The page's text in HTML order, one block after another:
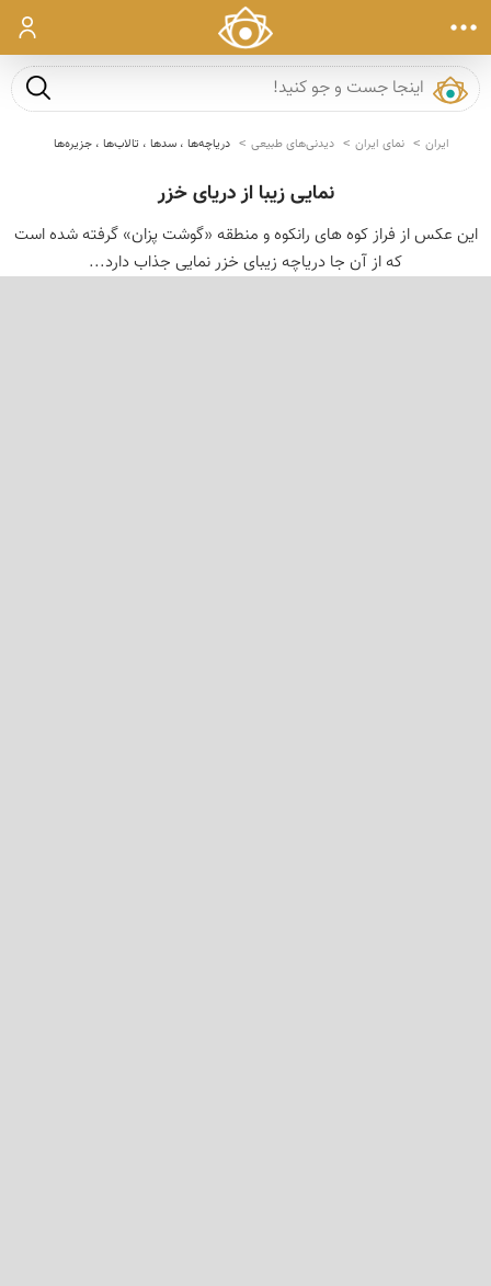
ورود
جست و
ایران نمای ایران دیدنی‌های طبیعی دریاچه‌ها ، سدها ، تالاب‌ها ، جزیره‌ها
نمایی زیبا از دریای خزر
این عکس از فراز کوه های رانکوه و منطقه «گوشت پزان» گرفته شده است
که از آن جا دریاچه زیبای خزر نمایی جذاب دارد...